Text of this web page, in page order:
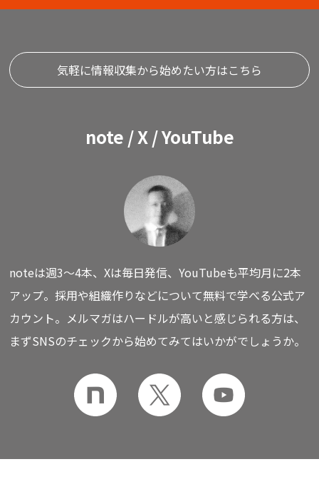
気軽に情報収集から始めたい方はこちら
note / X / YouTube
noteは週3〜4本、Xは毎日発信、YouTubeも平均月に2本
アップ。採用や組織作りなどについて無料で学べる公式ア
カウント。 メルマガはハードルが高いと感じられる方は、
まずSNSのチェックから始めてみてはいかがでしょうか。